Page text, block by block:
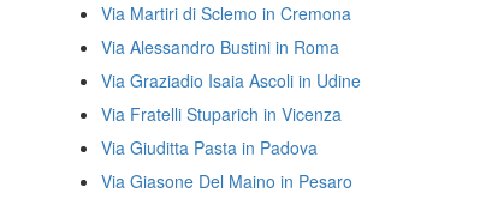
Via Martiri di Sclemo in Cremona
Via Alessandro Bustini in Roma
Via Graziadio Isaia Ascoli in Udine
Via Fratelli Stuparich in Vicenza
Via Giuditta Pasta in Padova
Via Giasone Del Maino in Pesaro